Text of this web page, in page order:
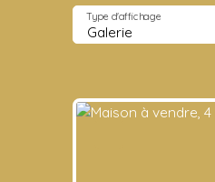
Galerie
Type d'affichage